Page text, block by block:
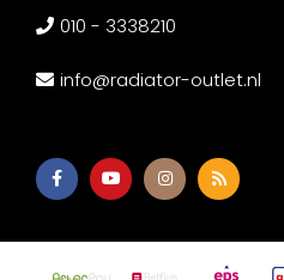
010 - 3338210
info@radiator-outlet.nl